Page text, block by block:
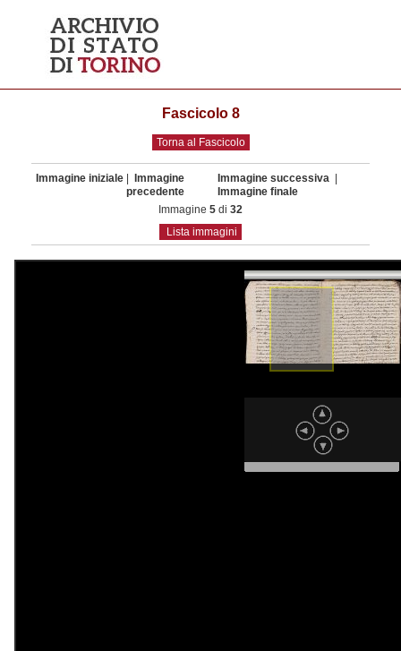
Fascicolo 8
Torna al Fascicolo
Immagine iniziale
Immagine
precedente
Immagine successiva
Immagine finale
Immagine 5 di 32
Lista immagini